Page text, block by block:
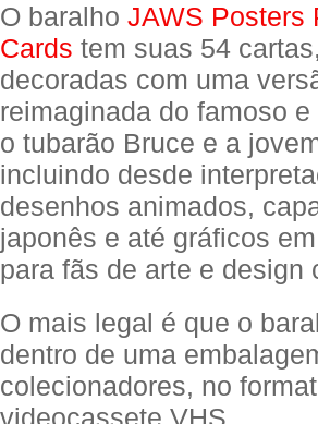
O baralho JAWS Posters
Cards tem suas 54
decoradas com uma
reimaginada do famoso
o tubarão Bruce e a
incluindo desde
desenhos animados,
japonês e até gráficos
para fãs de arte e design
O mais legal é que o
dentro de uma
colecionadores, no
videocassete VHS.